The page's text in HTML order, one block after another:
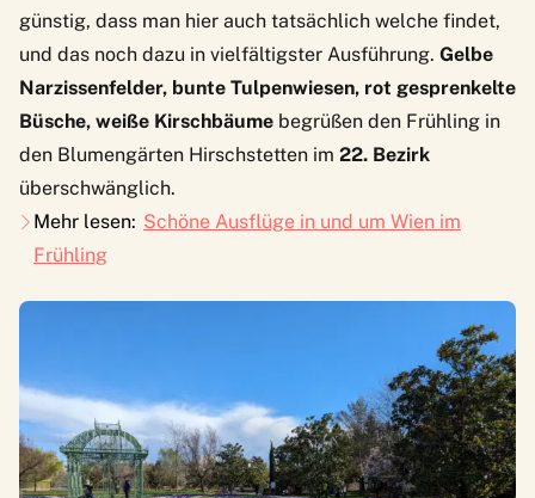
günstig, dass man hier auch tatsächlich welche findet,
und das noch dazu in vielfältigster Ausführung. Gelbe
Narzissenfelder, bunte Tulpenwiesen, rot gesprenkelte
Büsche, weiße Kirschbäume begrüßen den Frühling in
den Blumengärten Hirschstetten im 22. Bezirk
überschwänglich.
Mehr lesen: Schöne Ausflüge in und um Wien im
Frühling